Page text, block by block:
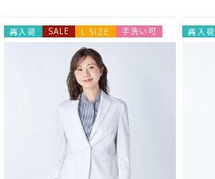
再入荷 SALE L SIZE 手洗い可 再入荷